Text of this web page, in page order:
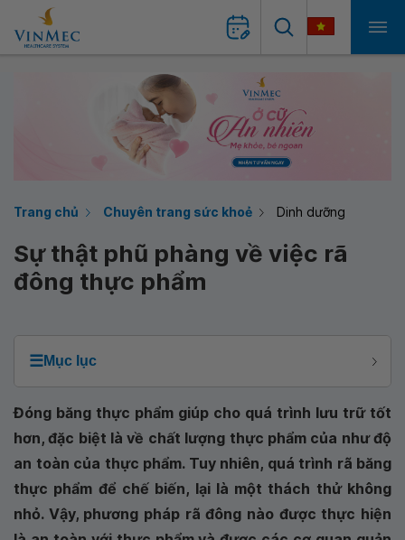
Trang chủ Chuyên trang sức khoẻ Dinh dưỡng
Sự thật phũ phàng về việc rã
đông thực phẩm
☰Mục lục
Đóng băng thực phẩm giúp cho quá trình lưu trữ tốt
hơn, đặc biệt là về chất lượng thực phẩm của như độ
an toàn của thực phẩm. Tuy nhiên, quá trình rã băng
thực phẩm để chế biến, lại là một thách thử không
nhỏ. Vậy, phương pháp rã đông nào được thực hiện